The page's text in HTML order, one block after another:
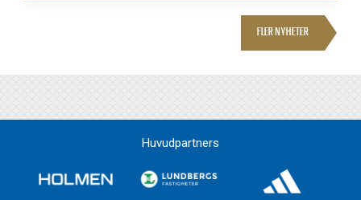
FLER NYHETER
Huvudpartners